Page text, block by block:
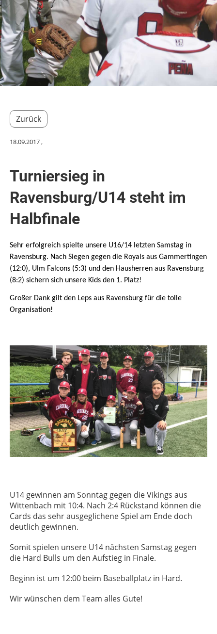
Zurück
18.09.2017,
Turniersieg in
Ravensburg/U14 steht im
Halbfinale
Sehr erfolgreich spielte unsere U16/14 letzten Samstag in
Ravensburg. Nach Siegen gegen die Royals aus Gammertingen
(12:0), Ulm Falcons (5:3) und den Hausherren aus Ravensburg
(8:2) sichern sich unsere Kids den 1. Platz!
Großer Dank gilt den Leps aus Ravensburg für die tolle
Organisation!
U14 gewinnen am Sonntag gegen die Vikings aus
Wittenbach mit 10:4. Nach 2:4 Rückstand können die
Cards das sehr ausgeglichene Spiel am Ende doch
deutlich gewinnen.
Somit spielen unsere U14 nächsten Samstag gegen
die Hard Bulls um den Aufstieg in Finale.
Beginn ist um 12:00 beim Baseballplatz in Hard.
Wir wünschen dem Team alles Gute!